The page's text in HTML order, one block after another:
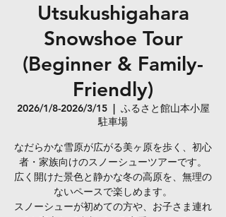
Utsukushigahara
Snowshoe Tour
(Beginner & Family-
Friendly)
2026/1/8-2026/3/15
  |
ふるさと館山本小屋
駐車場
なだらかな雪原が広がる美ヶ原を歩く、初心
者・家族向けのスノーシューツアーです。
広く開けた景色と静かな冬の高原を、無理の
ないペースで楽しめます。
スノーシューが初めての方や、お子さま連れ